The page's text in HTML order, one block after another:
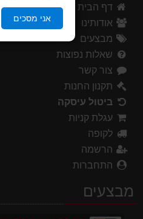
אני מסכים
דף הבית
אודותינו
מבצעים
שאלות נפוצות
צור קשר
תקנון החנות
ביטול עיסקה
עגלת קניות
לקופה
הרשמה
התחברות
מבצעים